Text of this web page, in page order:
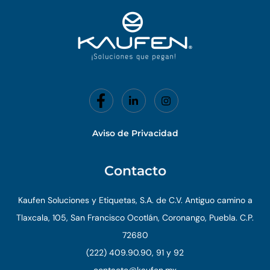
Aviso de Privacidad
Contacto
Kaufen Soluciones y Etiquetas, S.A. de C.V. Antiguo camino a
Tlaxcala, 105, San Francisco Ocotlán, Coronango, Puebla. C.P.
72680
(222) 409.90.90, 91 y 92